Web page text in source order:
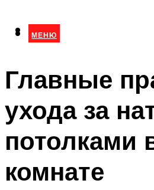
МЕНЮ
МЕНЮ
Главные
ухода за
потолками
комнате